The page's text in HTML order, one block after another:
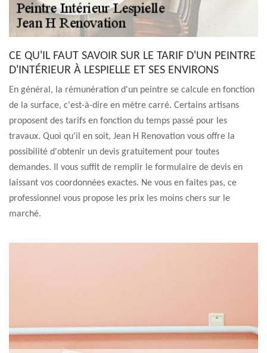
CE QU'IL FAUT SAVOIR SUR LE TARIF D'UN PEINTRE
D'INTÉRIEUR À LESPIELLE ET SES ENVIRONS
En général, la rémunération d'un peintre se calcule en fonction
de la surface, c'est-à-dire en mètre carré. Certains artisans
proposent des tarifs en fonction du temps passé pour les
travaux. Quoi qu'il en soit, Jean H Renovation vous offre la
possibilité d'obtenir un devis gratuitement pour toutes
demandes. Il vous suffit de remplir le formulaire de devis en
laissant vos coordonnées exactes. Ne vous en faites pas, ce
professionnel vous propose les prix les moins chers sur le
marché.